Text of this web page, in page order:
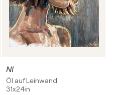
NI
Öl auf Leinwand
31x24in